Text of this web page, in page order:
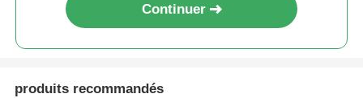
Continuer
produits recommandés